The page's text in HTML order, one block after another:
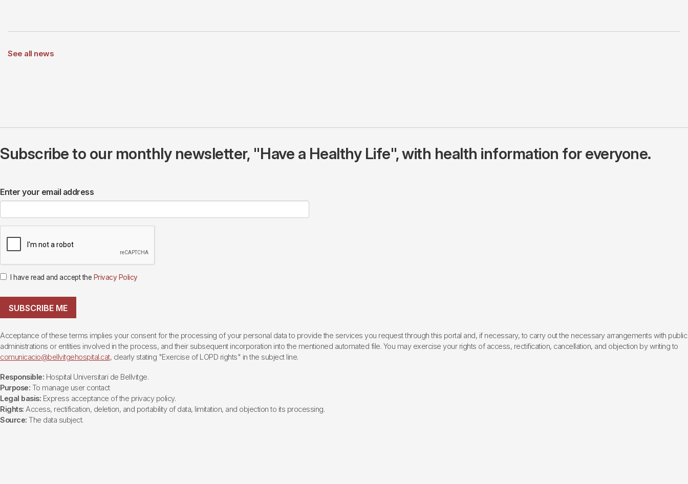
See all news
Subscribe to our monthly newsletter, "Have a Healthy Life", with health information for everyone.
Enter your email address
I have read and accept the Privacy Policy
SUBSCRIBE ME
Acceptance of these terms implies your consent for the processing of your personal data to provide the services you request through this portal and, if necessary, to carry out the necessary arrangements with public
administrations or entities involved in the process, and their subsequent incorporation into the mentioned automated file. You may exercise your rights of access, rectification, cancellation, and objection by writing to
comunicacio@bellvitgehospital.cat, clearly stating "Exercise of LOPD rights" in the subject line.
Responsible: Hospital Universitari de Bellvitge.
Purpose: To manage user contact
Legal basis: Express acceptance of the privacy policy.
Rights: Access, rectification, deletion, and portability of data, limitation, and objection to its processing.
Source: The data subject.